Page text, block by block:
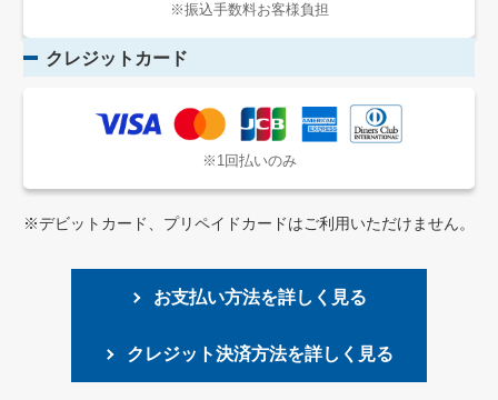
※振込手数料お客様負担
クレジットカード
※1回払いのみ
※デビットカード、プリペイドカードはご利用いただけません。
お支払い方法を詳しく見る
クレジット決済方法を詳しく見る